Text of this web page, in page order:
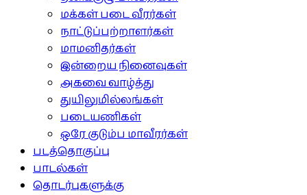
மக்கள் படை வீரர்கள்
நாட்டுப்பற்றாளர்கள்
மாமனிதர்கள்
இன்றைய நினைவுகள்
அகவை வாழ்த்து
துயிலுமில்லங்கள்
படையணிகள்
ஒரே குடும்ப மாவீரர்கள்
படத்தொகுப்பு
பாடல்கள்
தொடர்புகளுக்கு